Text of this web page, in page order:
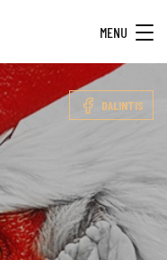
MENU
DALINTIS